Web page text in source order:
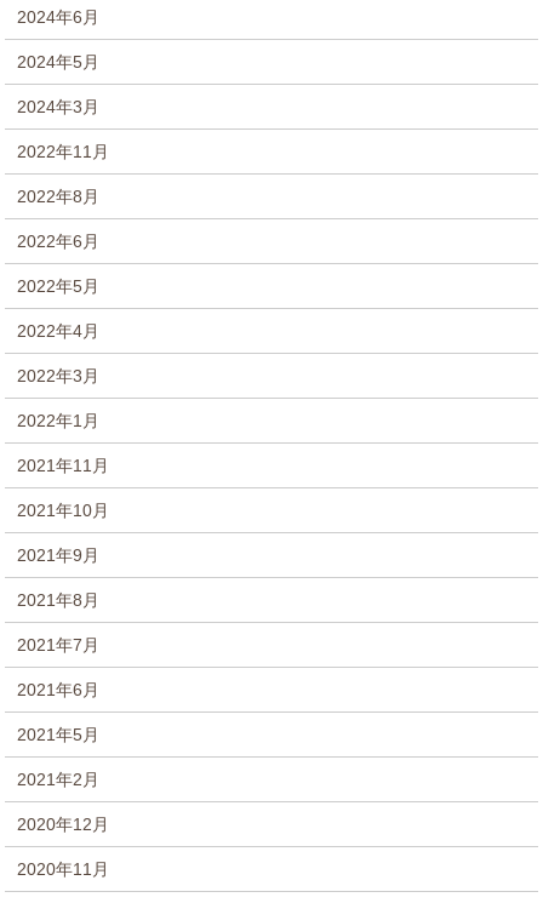
2024年6月
2024年5月
2024年3月
2022年11月
2022年8月
2022年6月
2022年5月
2022年4月
2022年3月
2022年1月
2021年11月
2021年10月
2021年9月
2021年8月
2021年7月
2021年6月
2021年5月
2021年2月
2020年12月
2020年11月